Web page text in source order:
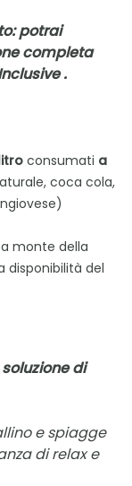
potrai
completa
.
consumati a
coca cola,
a monte della
disponibilità del
di
e spiagge
di relax e